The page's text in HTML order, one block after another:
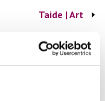
Taide | Art
| Engineering